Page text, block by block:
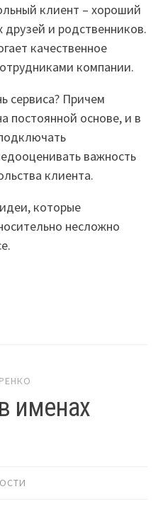
клиент – хороший
друзей и родственников.
качественное
компании.
сервиса? Причем
постоянной основе, и в
важность
клиента.
которые
несложно
именах